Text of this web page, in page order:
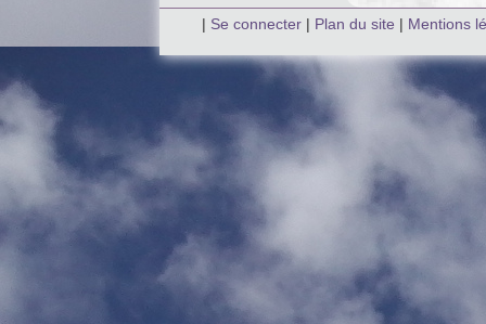
| Se connecter | Plan du site | Mentions